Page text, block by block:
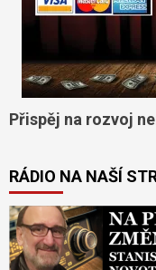
Přispěj na rozvoj
RÁDIO NA NAŠÍ